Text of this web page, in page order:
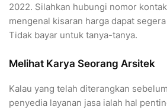
2022. Silahkan hubungi nomor
mengenal kisaran harga dapat
Tidak bayar untuk tanya-tanya.
Melihat Karya Seorang Arsitek
Kalau yang telah diterangkan
penyedia layanan jasa ialah hal